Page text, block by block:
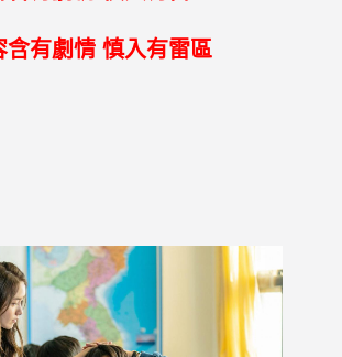
含有劇情 慎入有雷區